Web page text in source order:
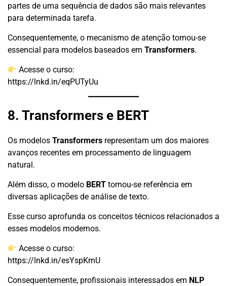
partes de uma sequência de dados são mais relevantes
para determinada tarefa.
Consequentemente, o mecanismo de atenção tornou-se
essencial para modelos baseados em Transformers.
Acesse o curso:
https://lnkd.in/eqPUTyUu
8. Transformers e BERT
Os modelos Transformers representam um dos maiores
avanços recentes em processamento de linguagem
natural.
Além disso, o modelo BERT tornou-se referência em
diversas aplicações de análise de texto.
Esse curso aprofunda os conceitos técnicos relacionados a
esses modelos modernos.
Acesse o curso:
https://lnkd.in/esYspKmU
Consequentemente, profissionais interessados em NLP